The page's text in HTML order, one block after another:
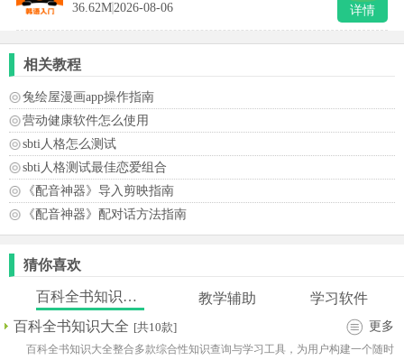
详情
36.62M2026-08-06
相关教程
兔绘屋漫画app操作指南
营动健康软件怎么使用
sbti人格怎么测试
sbti人格测试最佳恋爱组合
《配音神器》导入剪映指南
《配音神器》配对话方法指南
猜你喜欢
百科全书知识大全 教学辅助
学习软件
百科全书知识大全 [共10款] 更多
百科全书知识大全整合多款综合性知识查询与学习工具，为用户构建一个随时